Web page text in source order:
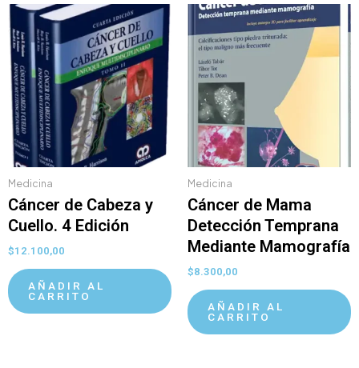
Medicina
Cáncer de Cabeza y
Cuello. 4 Edición
$12.100,00
AÑADIR AL
CARRITO
Medicina
Cáncer de Mama
Detección Temprana
Mediante Mamografía
$8.300,00
AÑADIR AL
CARRITO